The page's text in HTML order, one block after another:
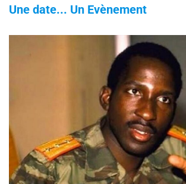
Une date... Un Evènement